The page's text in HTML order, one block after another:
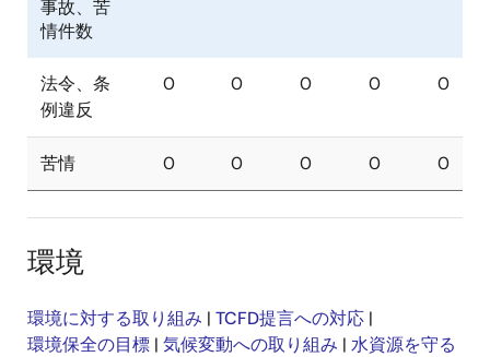
事故、苦
情件数
法令、条
例違反
0 0 0 0 0
苦情 0 0 0 0 0
環境
環境に対する取り組み | TCFD提言への対応 |
環境保全の目標 | 気候変動への取り組み | 水資源を守る